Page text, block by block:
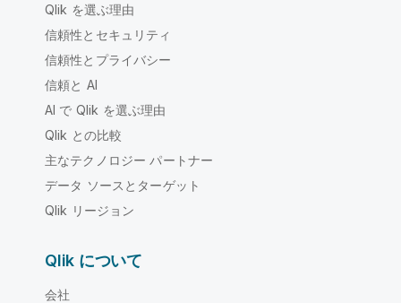
Qlik を選ぶ理由
信頼性とセキュリティ
信頼性とプライバシー
信頼と AI
AI で Qlik を選ぶ理由
Qlik との比較
主なテクノロジー パートナー
データ ソースとターゲット
Qlik リージョン
Qlik について
会社